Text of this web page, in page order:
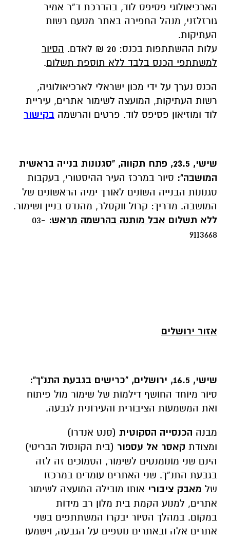
הארכיאולוגי פסיפס לוד, בהדרכת ד”ר אמיר
גורזלזני, מנהל החפירה באתר מטעם רשות
העתיקות.
עלות ההשתתפות בכנס: 20 ₪ לאדם.
הסיור
למשתתפי הכנס בלבד ללא תוספת תשלום.
הכנס נערך על ידי מכון ישראלי לארכיאולוגיה,
רשות העתיקות, המועצה לשימור אתרים, עיריית
לוד ומוזיאון פסיפס לוד. פרטים והרשמה בקישור
שישי, 23.5, פתח תקווה, "סגנונות בנייה בראשית
המושבה": סיור במרכז העיר ההיסטורי, בעקבות
סגנונות הבנייה השונים לאורך ימיה הראשונים של
המושבה. מדריך: קרול ווקסלר, מהנדס בניין ושימור.
ללא תשלום אבל מותנה בהרשמה מראש:
03-
9113668
אזור ירושלים
שישי, 16.5, ירושלים, "כרישים בגבעת התנ"ך":
סיור מיוחד החושף דילמות של שימור מול פיתוח
ואת המשמעות הציבורית והעירונית לגבעה.
מבנה הכנסייה הסקוטית (סנט אנדרו)
ומצודת קאסר אל עספור (בית הקונסול הבריטי)
הינם שני מונומנטים לשימור, הסמוכים זה לזה
בגבעת התנ”ך. שני האתרים עומדים במרכזו
של מאבק ציבורי אותו מובילה המועצה לשימור
אתרים, למנוע הקמת בית מלון רב מידות
במקום. במהלך הסיור יבקרו המשתתפים בשני
אתרים אלה ובאתרים נוספים על הגבעה, וישמעו